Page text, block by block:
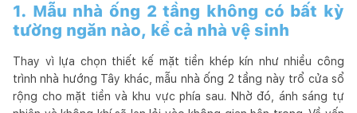
1. Mẫu nhà ống 2 tầng không có bất kỳ
tường ngăn nào, kể cả nhà vệ sinh
Thay vì lựa chọn thiết kế mặt tiền khép kín như nhiều công
trình nhà hướng Tây khác, mẫu nhà ống 2 tầng này trổ cửa sổ
rộng cho mặt tiền và khu vực phía sau. Nhờ đó, ánh sáng tự